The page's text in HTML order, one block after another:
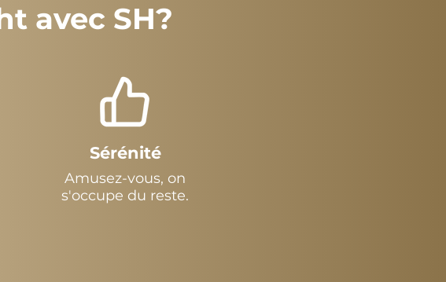
avec SH?
Sérénité
Amusez-vous, on
s'occupe du reste.